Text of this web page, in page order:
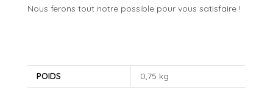
Nous ferons tout notre possible pour vous satisfaire !
POIDS 0,75 kg